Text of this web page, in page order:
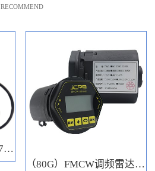
RECOMMEND
雷达料位计（RBRDZB-71-6-C）
（80G）FMCW调频雷达电子模块